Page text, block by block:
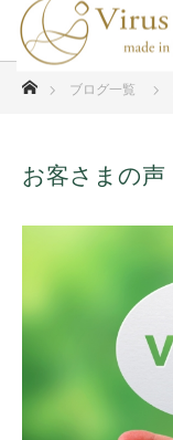
ブログ一覧
お客さまの声